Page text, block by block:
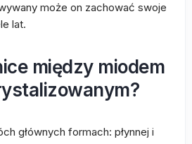
może on zachować swoje
lat.
między miodem
głównych formach: płynnej i